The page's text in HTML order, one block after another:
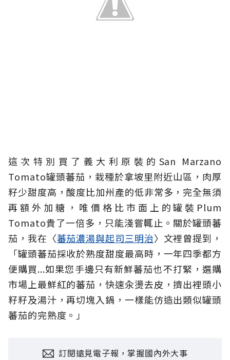
這次特別買了義大利原裝的San Marzano
Tomato罐頭蕃茄，栽種於拿坡里附近山區，肉厚
籽少甜度高，酸度比加州產的低非常多，完全無須
再額外加糖，唯價格比市面上的罐裝Plum
Tomato貴了一倍多，只能淺嘗輒止。關於罐頭蕃
茄，我在〈蕃茄濃湯與起司三明治〉文裡曾提到，
「罐頭蕃茄採收於熟度甜度最高時，一年四季都方
便購買...如果您手邊只有新鮮蕃茄也不打緊，選購
市場上最鮮紅的蕃茄，快速汆燙去皮，擠出裡頭小
籽籽及湯汁，再切塊入鍋，一樣能仿造出類似罐頭
蕃茄的完熟度。」
訂閱遠見電子報，掌握國內外大事